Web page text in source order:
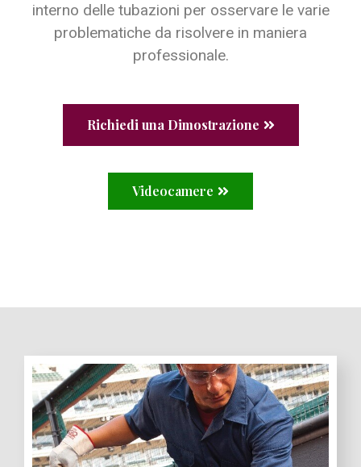
interno delle tubazioni per osservare le varie
problematiche da risolvere in maniera
professionale.
Richiedi una Dimostrazione
Videocamere